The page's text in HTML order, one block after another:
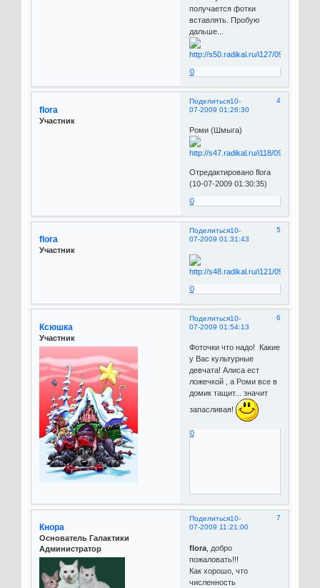
получается фотки
вставлять. Пробую
дальше...
0
Поделиться 4
10-
07-2009 01:26:30
flora
Участник
Роми (Шмыга)
Отредактировано flora
(10-07-2009 01:30:35)
0
Поделиться 5
10-
07-2009 01:31:43
flora
Участник
0
Поделиться 6
10-
07-2009 01:54:13
Ксюшка
Участник
Фоточки что надо! Какие
у Вас культурные
девчата! Алиса ест
ложечкой , а Роми все в
домик тащит... значит
запасливая!
0
Поделиться 7
10-
07-2009 11:21:00
Кнора
Основатель Галактики
Администратор
flora, добро
пожаловать!!!
Как хорошо, что
численность